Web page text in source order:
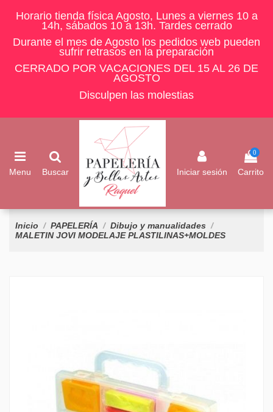
Horario tienda física Agosto, Lunes a viernes 10 a
14h, sábados 10 a 13h. Tardes cerrado
Durante el mes de Agosto los pedidos web pueden
sufrir retrasos en la preparación
CERRADO POR VACACIONES DEL 15 AL 26 DE
AGOSTO
Disculpen las molestias
Menu Buscar Iniciar sesión
0
Carrito
Inicio PAPELERÍA
Dibujo y manualidades
MALETIN JOVI MODELAJE PLASTILINAS+MOLDES